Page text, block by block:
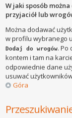
W jaki sposób
przyjaciół lub
Można dodawać
w profilu wybranego
Dodaj do wrogów. Po
kontem i tam na
odpowiednie dane
usuwać
Góra